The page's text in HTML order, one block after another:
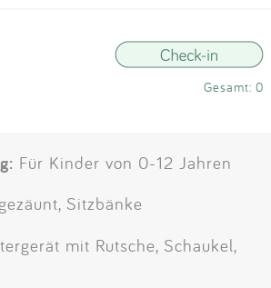
Gesamt: 0
Für Kinder von 0-12 Jahren
Sitzbänke
mit Rutsche, Schaukel,